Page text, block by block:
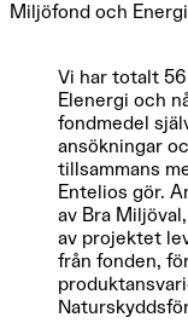
Miljöfond och
Vi har totalt
Elenergi och
fondmedel
ansökningar
tillsammans
Entelios gör.
av Bra
av projektet
från fonden,